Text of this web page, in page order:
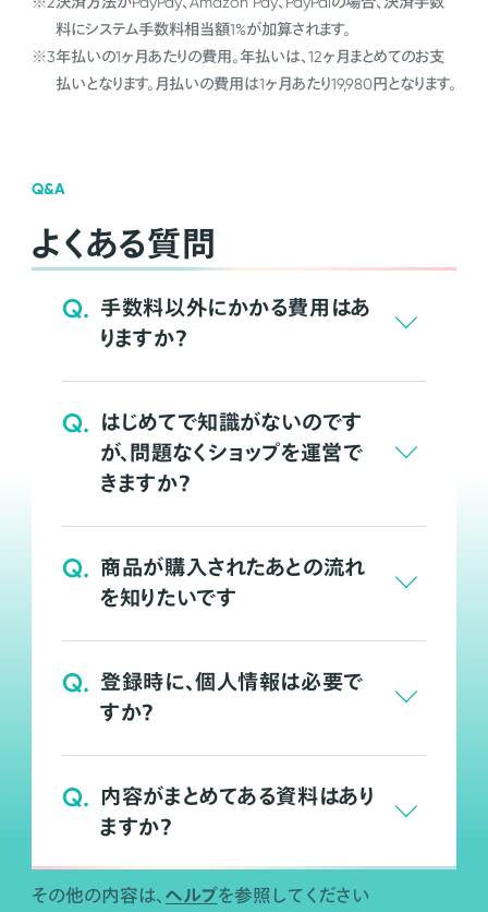
料にシステム手数料相当額1%が加算されます。
※3年払いの1ヶ月あたりの費用。年払いは、12ヶ月まとめてのお支
払いとなります。月払いの費用は1ヶ月あたり19,980円となります。
Q&A
よくある質問
Q. 手数料以外にかかる費用はあ
りますか？
Q. はじめてで知識がないのです
が、問題なくショップを運営で
きますか？
Q. 商品が購入されたあとの流れ
を知りたいです
Q. 登録時に、個人情報は必要で
すか？
Q. 内容がまとめてある資料はあり
ますか？
その他の内容は、 ヘルプを参照してください